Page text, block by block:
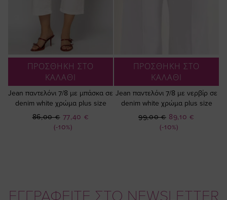
ΠΡΟΣΘΗΚΗ ΣΤΟ
ΚΑΛΑΘΙ
Jean παντελόνι 7/8 με μπάσκα σε
denim white χρώμα plus size
(-10%)
Ειδική
Τιμή
77,40 €
86,00 €
ΠΡΟΣΘΗΚΗ ΣΤΟ
ΚΑΛΑΘΙ
Jean παντελόνι 7/8 με νερβίρ σε
denim white χρώμα plus size
(-10%)
Ειδική
Τιμή
89,10 €
99,00 €
ΕΓΓΡΑΦΕΙΤΕ ΣΤΟ NEWSLETTER